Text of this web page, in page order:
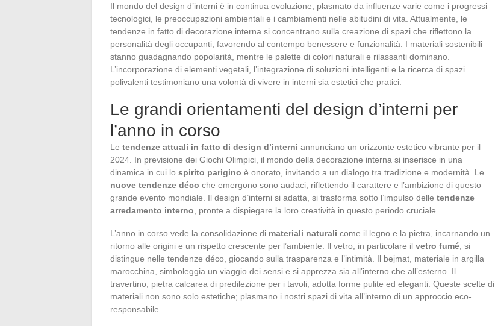
Il mondo del design d’interni è in continua evoluzione, plasmato da influenze varie come i progressi
tecnologici, le preoccupazioni ambientali e i cambiamenti nelle abitudini di vita. Attualmente, le
tendenze in fatto di decorazione interna si concentrano sulla creazione di spazi che riflettono la
personalità degli occupanti, favorendo al contempo benessere e funzionalità. I materiali sostenibili
stanno guadagnando popolarità, mentre le palette di colori naturali e rilassanti dominano.
L’incorporazione di elementi vegetali, l’integrazione di soluzioni intelligenti e la ricerca di spazi
polivalenti testimoniano una volontà di vivere in interni sia estetici che pratici.
Le grandi orientamenti del design d’interni per
l’anno in corso
Le tendenze attuali in fatto di design d’interni annunciano un orizzonte estetico vibrante per il
2024. In previsione dei Giochi Olimpici, il mondo della decorazione interna si inserisce in una
dinamica in cui lo spirito parigino è onorato, invitando a un dialogo tra tradizione e modernità. Le
nuove tendenze déco che emergono sono audaci, riflettendo il carattere e l’ambizione di questo
grande evento mondiale. Il design d’interni si adatta, si trasforma sotto l’impulso delle tendenze
arredamento interno , pronte a dispiegare la loro creatività in questo periodo cruciale.
L’anno in corso vede la consolidazione di materiali naturali come il legno e la pietra, incarnando un
ritorno alle origini e un rispetto crescente per l’ambiente. Il vetro, in particolare il vetro fumé , si
distingue nelle tendenze déco, giocando sulla trasparenza e l’intimità. Il bejmat, materiale in argilla
marocchina, simboleggia un viaggio dei sensi e si apprezza sia all’interno che all’esterno. Il
travertino, pietra calcarea di predilezione per i tavoli, adotta forme pulite ed eleganti. Queste scelte di
materiali non sono solo estetiche; plasmano i nostri spazi di vita all’interno di un approccio eco-
responsabile.